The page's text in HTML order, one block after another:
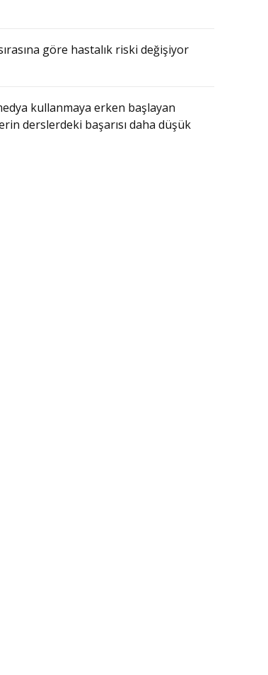
göre hastalık riski değişiyor
kullanmaya erken başlayan
derslerdeki başarısı daha düşük